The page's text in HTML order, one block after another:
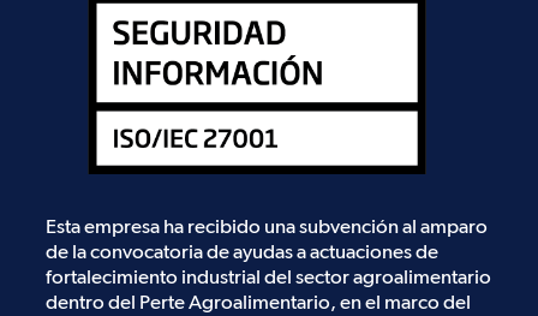
Esta empresa ha recibido una subvención al amparo
de la convocatoria de ayudas a actuaciones de
fortalecimiento industrial del sector agroalimentario
dentro del Perte Agroalimentario, en el marco del